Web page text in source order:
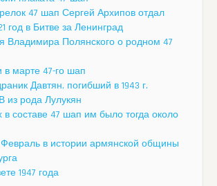
47 шап Сергей Архипов отдал
год в Битве за Ленинград
Владимира Полянского о родном 47
марте 47-го шап
Давтян, погибший в 1943 г.
из рода Лулукян
в составе 47 шап им было тогда около
в истории армянской общины
1947 года